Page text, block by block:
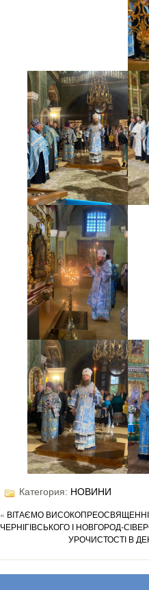
Категория: НОВИНИ
« ВІТАЄМО
ЧЕРНІГІВСЬКОГО І НОВГОРОД-
УРОЧИСТОСТІ В